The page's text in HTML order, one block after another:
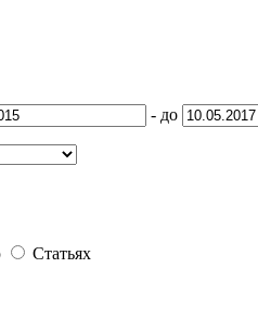
- до
Статьях